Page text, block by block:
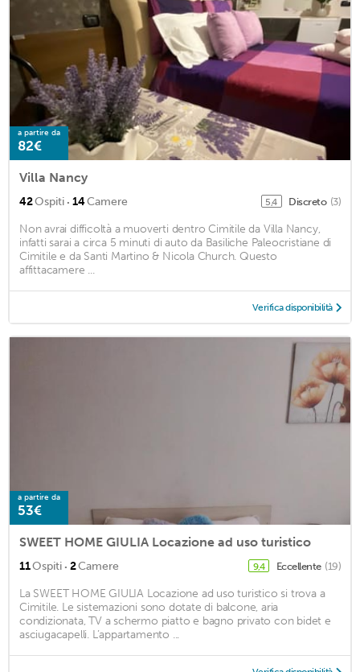
a partire da
82€
Villa Nancy
42Ospiti · 14Camere 5,4 Discreto (3)
Non avrai difficoltà a muoverti dentro Cimitile da Villa Nancy,
infatti sarai a circa 5 minuti di auto da Basiliche Paleocristiane di
Cimitile e da Santi Martino & Nicola Church. Questo
affittacamere ...
Verifica disponibilità
a partire da
53€
SWEET HOME GIULIA Locazione ad uso turistico
11Ospiti · 2Camere 9,4 Eccellente (19)
La SWEET HOME GIULIA Locazione ad uso turistico si trova a
Cimitile. Le sistemazioni sono dotate di balcone, aria
condizionata, TV a schermo piatto e bagno privato con bidet e
asciugacapelli. L’appartamento ...